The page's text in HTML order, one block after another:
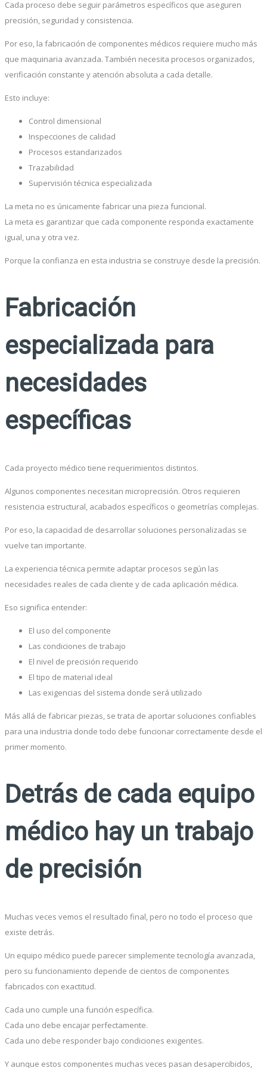
Cada proceso debe seguir parámetros específicos que aseguren
precisión, seguridad y consistencia.
Por eso, la fabricación de componentes médicos requiere mucho más
que maquinaria avanzada. También necesita procesos organizados,
verificación constante y atención absoluta a cada detalle.
Esto incluye:
Control dimensional
Inspecciones de calidad
Procesos estandarizados
Trazabilidad
Supervisión técnica especializada
La meta no es únicamente fabricar una pieza funcional.
La meta es garantizar que cada componente responda exactamente
igual, una y otra vez.
Porque la confianza en esta industria se construye desde la precisión.
Fabricación
especializada para
necesidades
específicas
Cada proyecto médico tiene requerimientos distintos.
Algunos componentes necesitan microprecisión. Otros requieren
resistencia estructural, acabados específicos o geometrías complejas.
Por eso, la capacidad de desarrollar soluciones personalizadas se
vuelve tan importante.
La experiencia técnica permite adaptar procesos según las
necesidades reales de cada cliente y de cada aplicación médica.
Eso significa entender:
El uso del componente
Las condiciones de trabajo
El nivel de precisión requerido
El tipo de material ideal
Las exigencias del sistema donde será utilizado
Más allá de fabricar piezas, se trata de aportar soluciones confiables
para una industria donde todo debe funcionar correctamente desde el
primer momento.
Detrás de cada equipo
médico hay un trabajo
de precisión
Muchas veces vemos el resultado final, pero no todo el proceso que
existe detrás.
Un equipo médico puede parecer simplemente tecnología avanzada,
pero su funcionamiento depende de cientos de componentes
fabricados con exactitud.
Cada uno cumple una función específica.
Cada uno debe encajar perfectamente.
Cada uno debe responder bajo condiciones exigentes.
Y aunque estos componentes muchas veces pasan desapercibidos,